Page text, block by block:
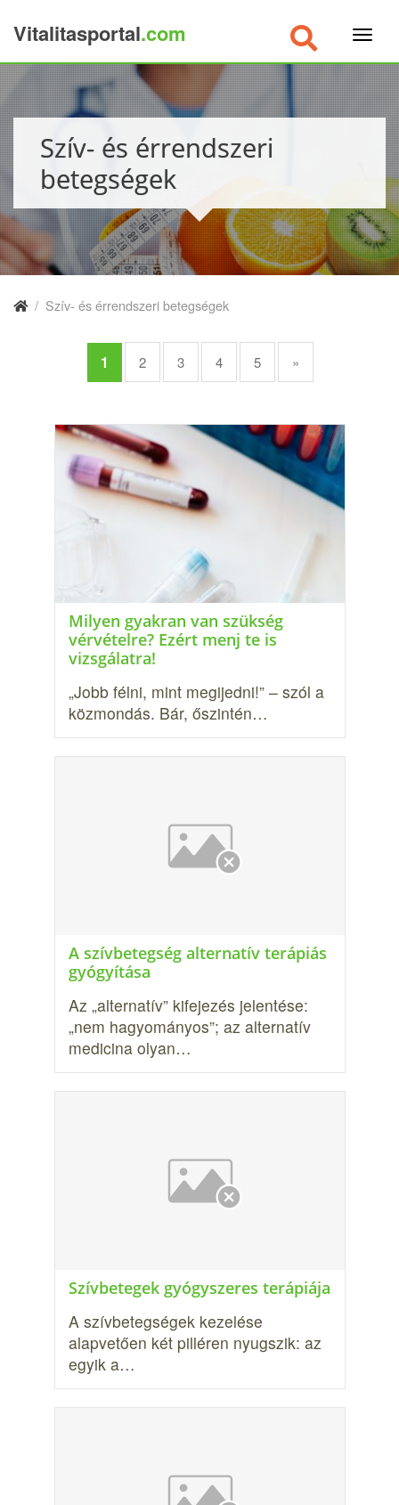
Vitalitasportal.com
Szív- és érrendszeri
betegségek
/ Szív- és érrendszeri betegségek
1 2 3 4 5 »
Milyen gyakran van szükség
vérvételre? Ezért menj te is
vizsgálatra!
„Jobb félni, mint megijedni!” – szól a
közmondás. Bár, őszintén…
A szívbetegség alternatív terápiás
gyógyítása
Az „alternatív” kifejezés jelentése:
„nem hagyományos”; az alternatív
medicina olyan…
Szívbetegek gyógyszeres terápiája
A szívbetegségek kezelése
alapvetően két pilléren nyugszik: az
egyik a…
×